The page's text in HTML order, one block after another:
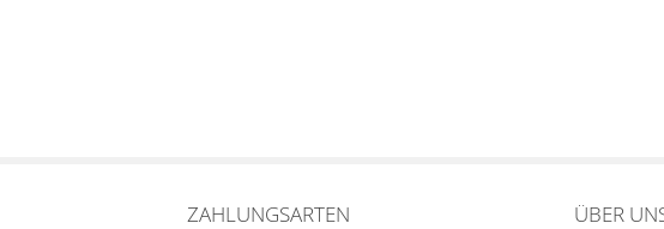
ZAHLUNGSARTEN ÜBER